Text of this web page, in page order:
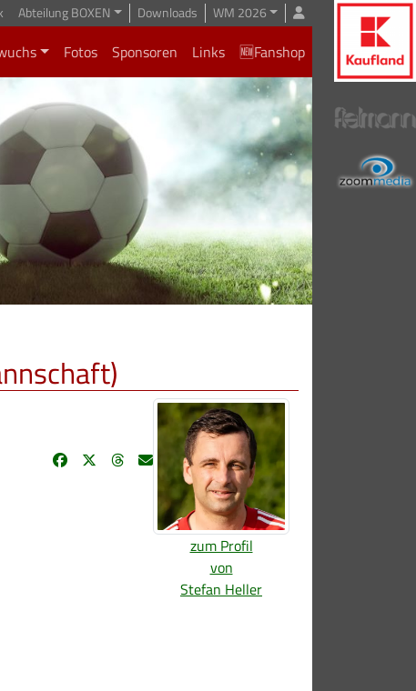
Abteilung BOXEN Downloads WM 2026
Fotos Sponsoren Links 🆕Fanshop
zum Profil
von
Stefan Heller